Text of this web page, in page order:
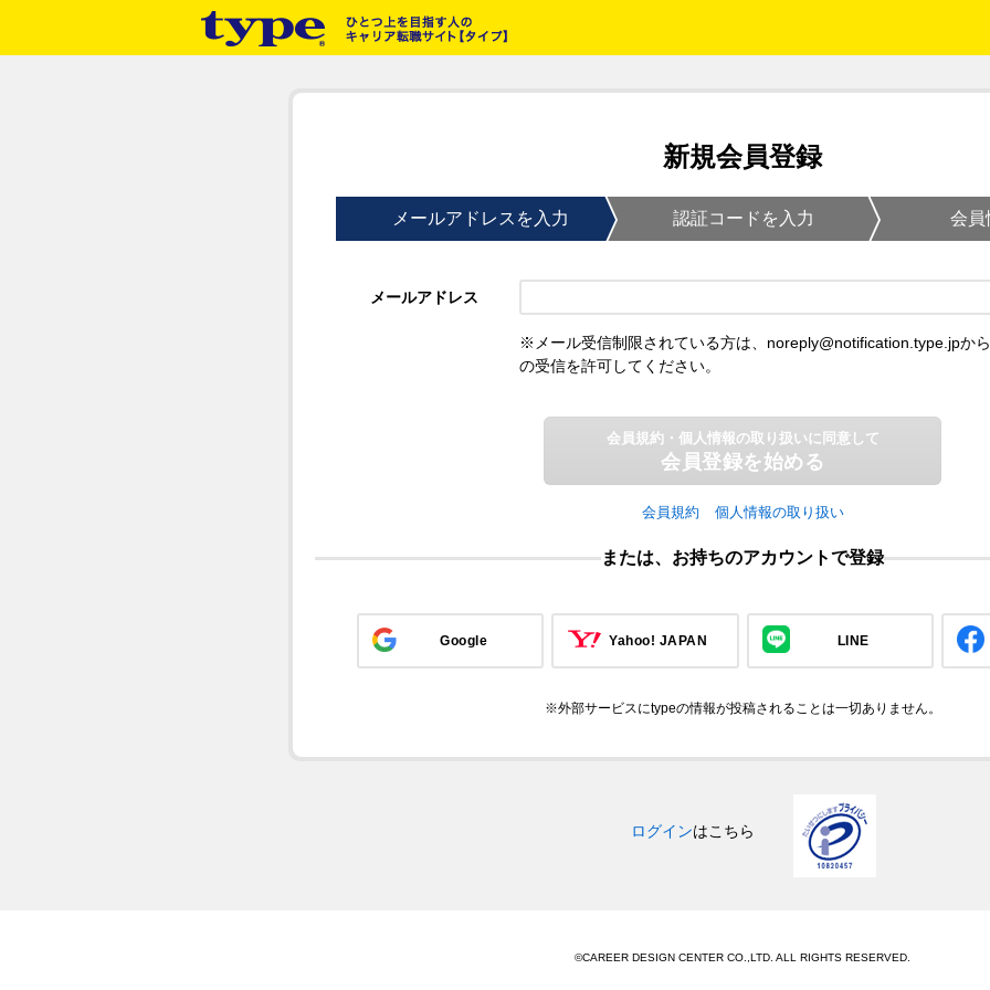
新規会員登録
メールアドレスを入力 認証コードを入力 会員
メールアドレス
※メール受信制限されている方は、noreply@notification.type.jpから
の受信を許可してください。
会員規約・個人情報の取り扱いに同意して
会員登録を始める
会員規約 個人情報の取り扱い
または、お持ちのアカウントで登録
Google Yahoo! JAPAN LINE
※外部サービスにtypeの情報が投稿されることは一切ありません。
ログインはこちら
©CAREER DESIGN CENTER CO.,LTD. ALL RIGHTS RESERVED.